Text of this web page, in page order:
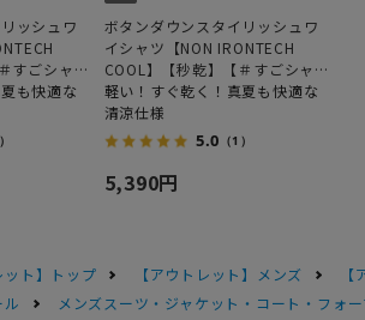
ッシュワ
すごシャ
も快適な
ボタンダウンスタイリッシュワ
イシャツ【NON IRONTECH
COOL】【秒乾】【＃すごシャ
ツ】
軽い！すぐ乾く！真夏も快適な
清涼仕様
5.0 （1）
5,390円
ット】トップ 【アウトレット】メンズ
メンズスーツ・ジャケット・コート・フォ